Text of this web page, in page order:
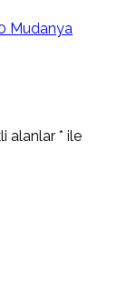
Mudanya
alanlar * ile